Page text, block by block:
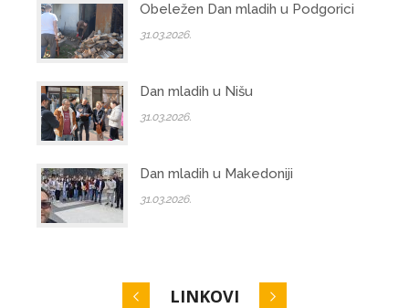
Obeležen Dan mladih u Podgorici
31.03.2026.
Dan mladih u Nišu
31.03.2026.
Dan mladih u Makedoniji
31.03.2026.
LINKOVI